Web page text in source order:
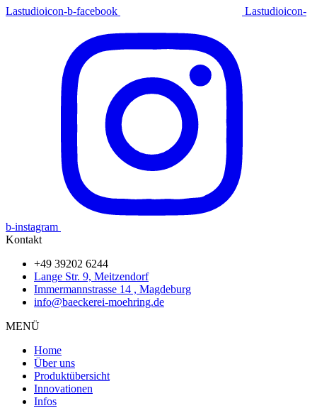
Lastudioicon-b-facebook Lastudioicon-
b-instagram
Kontakt
+49 39202 6244
Lange Str. 9, Meitzendorf
Immermannstrasse 14 , Magdeburg
info@baeckerei-moehring.de
MENÜ
Home
Über uns
Produktübersicht
Innovationen
Infos